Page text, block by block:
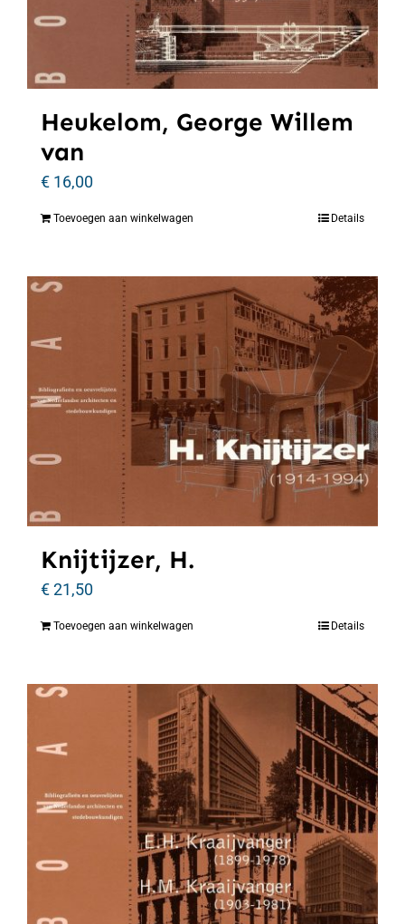
Heukelom, George Willem
van
€ 16,00
Toevoegen aan winkelwagen Details
Knijtijzer, H.
€21,50
Toevoegen aan winkelwagen Details